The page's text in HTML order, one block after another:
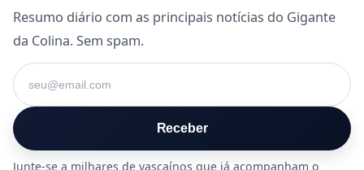
Resumo diário com as principais notícias do Gigante
da Colina. Sem spam.
Seu e-mail
Receber